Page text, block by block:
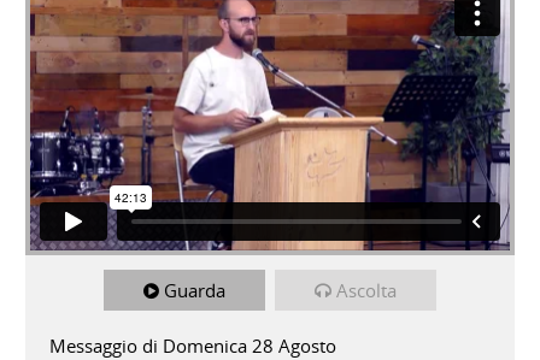
Guarda Ascolta
Messaggio di Domenica 28 Agosto